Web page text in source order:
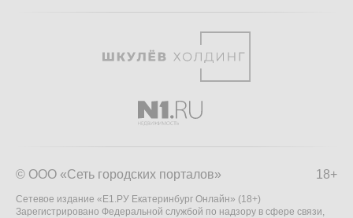
18+
© ООО «Сеть городских порталов»
Сетевое издание «Е1.РУ Екатеринбург Онлайн» (18+)
Зарегистрировано Федеральной службой по надзору в сфере связи,